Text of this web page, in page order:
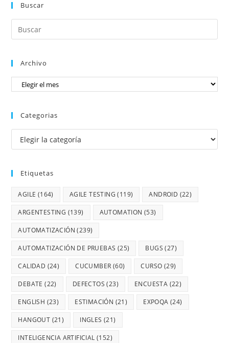
Buscar
Archivo
Categorias
Etiquetas
AGILE (164) AGILE TESTING (119) ANDROID (22)
ARGENTESTING (139) AUTOMATION (53)
AUTOMATIZACIÓN (239)
AUTOMATIZACIÓN DE PRUEBAS (25) BUGS (27)
CALIDAD (24) CUCUMBER (60) CURSO (29)
DEBATE (22) DEFECTOS (23) ENCUESTA (22)
ENGLISH (23) ESTIMACIÓN (21) EXPOQA (24)
HANGOUT (21) INGLES (21)
INTELIGENCIA ARTIFICIAL (152)